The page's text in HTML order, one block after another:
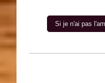
Si je n'ai pas